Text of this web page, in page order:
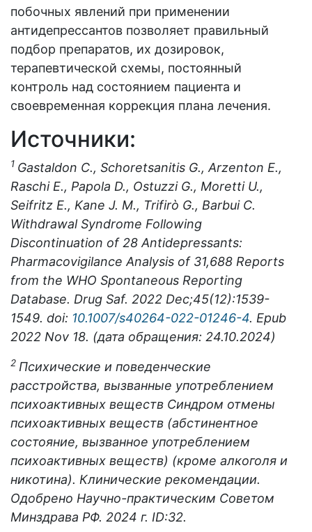
побочных явлений при применении
антидепрессантов позволяет правильный
подбор препаратов, их дозировок,
терапевтической схемы, постоянный
контроль над состоянием пациента и
своевременная коррекция плана лечения.
Источники:
1 Gastaldon C., Schoretsanitis G., Arzenton E.,
Raschi E., Papola D., Ostuzzi G., Moretti U.,
Seifritz E., Kane J. M., Trifirò G., Barbui C.
Withdrawal Syndrome Following
Discontinuation of 28 Antidepressants:
Pharmacovigilance Analysis of 31,688 Reports
from the WHO Spontaneous Reporting
Database. Drug Saf. 2022 Dec;45(12):1539-
1549. doi: 10.1007/s40264-022-01246-4. Epub
2022 Nov 18. (дата обращения: 24.10.2024)
2 Психические и поведенческие
расстройства, вызванные употреблением
психоактивных веществ Синдром отмены
психоактивных веществ (абстинентное
состояние, вызванное употреблением
психоактивных веществ) (кроме алкоголя и
никотина). Клинические рекомендации.
Одобрено Научно-практическим Советом
Минздрава РФ. 2024 г. ID:32.